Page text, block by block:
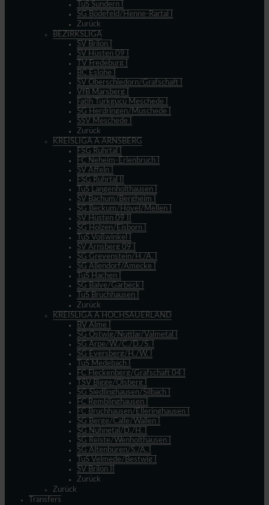
TuS Sundern I
SG Bödefeld/Henne-Rartal I
Zurück
BEZIRKSLIGA
SV Brilon I
SV Hüsten 09 I
TV Fredeburg I
BC Eslohe I
SV Oberschledorn/Grafschaft I
VfB Marsberg I
Fatih Türkgücü Meschede I
SG Herdringen/Müschede I
SSV Meschede I
Zurück
KREISLIGA A ARNSBERG
FSG Ruhrtal I
FC Neheim-Erlenbruch I
SV Affeln I
FSG Ruhrtal II
TuS Langenholthausen I
SV Bachum/Bergheim I
SG Beckum/Hövel/Mellen I
SV Hüsten 09 II
SG Holzen/Eisborn I
TuS Voßwinkel I
SV Arnsberg 09 I
SG Grevenstein/H./A. I
SG Allendorf/Amecke I
TuS Hachen I
SG Balve/Garbeck I
TuS Bruchhausen I
Zurück
KREISLIGA A HOCHSAUERLAND
BV Alme I
SG Ostwig/Nuttlar/Valmetal I
SG Arpe/W./C./D./S. I
SG Eversberg/H./W. I
TuS Medebach I
FC Fleckenberg/Grafschaft 04 I
TSV Bigge/Olsberg I
SG Siedlinghausen/Silbach I
FC Remblinghausen I
FC Bruchhausen/Elleringhausen I
SG Berge/Calle/Wallen I
SG Nuhnetal/D./H. I
SG Reiste/Wenholthausen I
SG Altenbüren/S./A. I
TuS Velmede/Bestwig I
SV Brilon II
Zurück
Zurück
Transfers